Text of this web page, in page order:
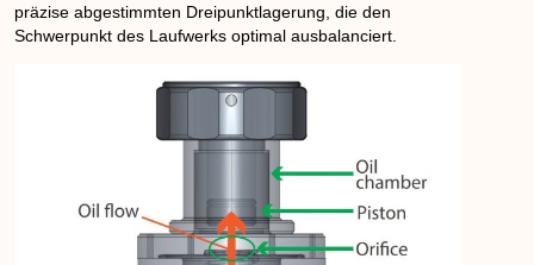
präzise abgestimmten Dreipunktlagerung, die den
Schwerpunkt des Laufwerks optimal ausbalanciert.